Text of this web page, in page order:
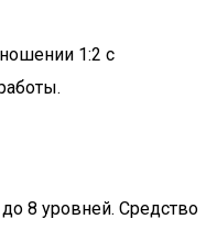
1:2 с
8 уровней. Средство